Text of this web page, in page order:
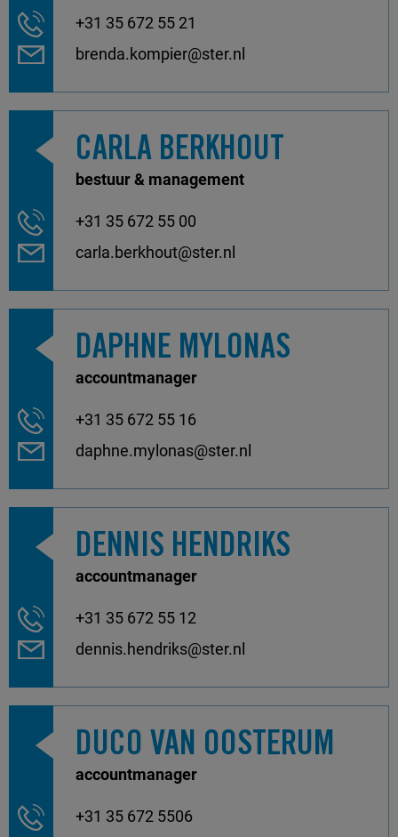
+31 35 672 55 21
brenda.kompier@ster.nl
CARLA BERKHOUT
bestuur & management
+31 35 672 55 00
carla.berkhout@ster.nl
DAPHNE MYLONAS
accountmanager
+31 35 672 55 16
daphne.mylonas@ster.nl
DENNIS HENDRIKS
accountmanager
+31 35 672 55 12
dennis.hendriks@ster.nl
DUCO VAN OOSTERUM
accountmanager
+31 35 672 5506